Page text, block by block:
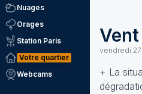
Nuages
Orages
Station Paris
Votre quartier
Webcams
vendredi
+ La